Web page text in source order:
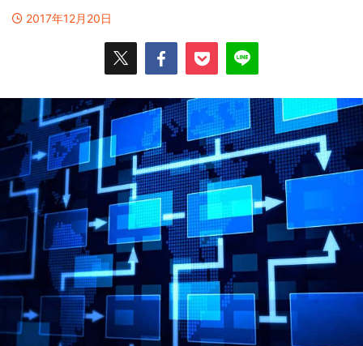
2017年12月20日